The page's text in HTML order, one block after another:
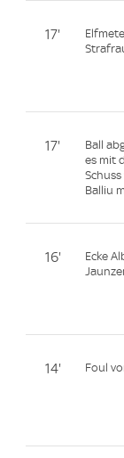
17'
17'
Ball
es mit
Balliu
16'
Ecke
14' Foul